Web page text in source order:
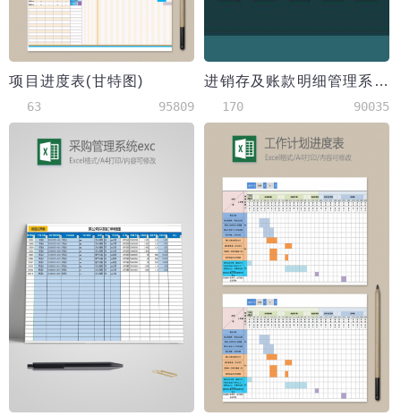
项目进度表(甘特图)
63 95809
进销存及账款明细管理系统
170 90035